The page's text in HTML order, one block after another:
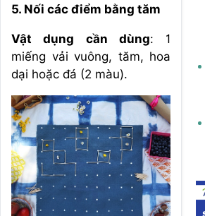
5. Nối các điểm bằng tăm
Vật dụng cần dùng: 1
miếng vải vuông, tăm, hoa
dại hoặc đá (2 màu).